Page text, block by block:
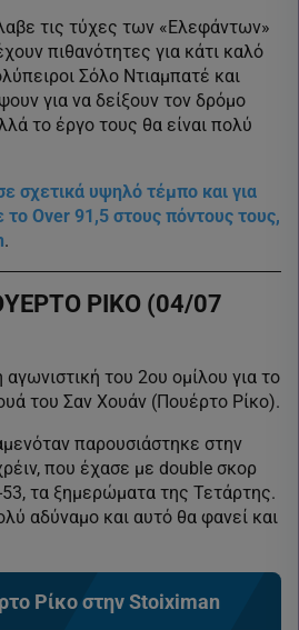
τις τύχες των «Ελεφάντων»
πιθανότητες για κάτι καλό
Σόλο Ντιαμπατέ και
για να δείξουν τον δρόμο
το έργο τους θα είναι πολύ
σχετικά υψηλό τέμπο και για
Over 91,5 στους πόντους τους,
.
ΡΙΚΟ (04/07
του 2ου ομίλου για το
του Σαν Χουάν (Πουέρτο Ρίκο).
παρουσιάστηκε στην
που έχασε με double σκορ
53, τα ξημερώματα της Τετάρτης.
αδύναμο και αυτό θα φανεί και
Ρίκο στην Stoiximan